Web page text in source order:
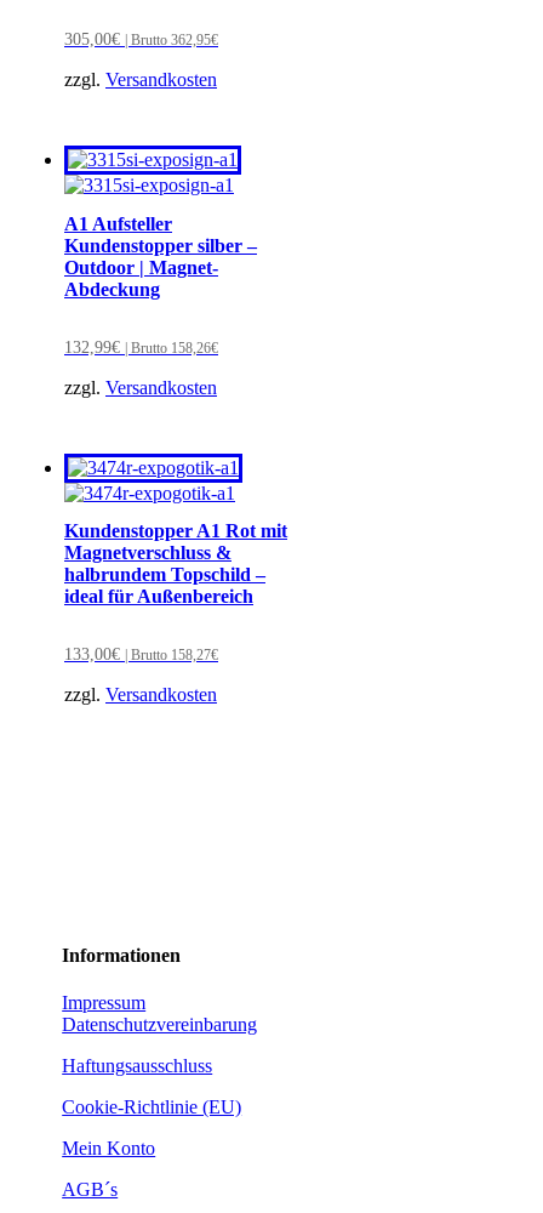
305,00€ | Brutto 362,95€
zzgl. Versandkosten
A1 Aufsteller
Kundenstopper silber –
Outdoor | Magnet-
Abdeckung
132,99€ | Brutto 158,26€
zzgl. Versandkosten
Kundenstopper A1 Rot mit
Magnetverschluss &
halbrundem Topschild –
ideal für Außenbereich
133,00€ | Brutto 158,27€
zzgl. Versandkosten
Informationen
Impressum
Datenschutzvereinbarung
Haftungsausschluss
Cookie-Richtlinie (EU)
Mein Konto
AGB´s